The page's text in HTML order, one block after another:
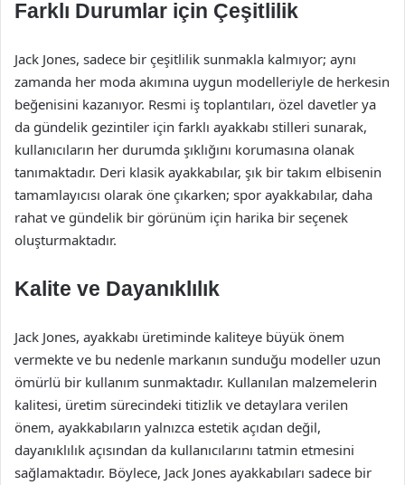
Farklı Durumlar için Çeşitlilik
Jack Jones, sadece bir çeşitlilik sunmakla kalmıyor; aynı
zamanda her moda akımına uygun modelleriyle de herkesin
beğenisini kazanıyor. Resmi iş toplantıları, özel davetler ya
da gündelik gezintiler için farklı ayakkabı stilleri sunarak,
kullanıcıların her durumda şıklığını korumasına olanak
tanımaktadır. Deri klasik ayakkabılar, şık bir takım elbisenin
tamamlayıcısı olarak öne çıkarken; spor ayakkabılar, daha
rahat ve gündelik bir görünüm için harika bir seçenek
oluşturmaktadır.
Kalite ve Dayanıklılık
Jack Jones, ayakkabı üretiminde kaliteye büyük önem
vermekte ve bu nedenle markanın sunduğu modeller uzun
ömürlü bir kullanım sunmaktadır. Kullanılan malzemelerin
kalitesi, üretim sürecindeki titizlik ve detaylara verilen
önem, ayakkabıların yalnızca estetik açıdan değil,
dayanıklılık açısından da kullanıcılarını tatmin etmesini
sağlamaktadır. Böylece, Jack Jones ayakkabıları sadece bir